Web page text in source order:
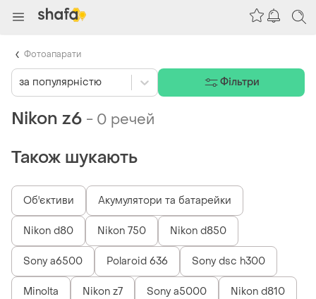
Nikon z6 - 0 речей
Також шукають
Об'єктиви Акумулятори та батарейки
Nikon d80 Nikon 750 Nikon d850
Sony a6500 Polaroid 636 Sony dsc h300
Minolta Nikon z7 Sony a5000 Nikon d810
за популярністю Фільтри
Фотоапарати